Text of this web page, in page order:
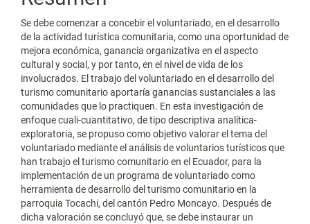
Se debe comenzar a concebir el voluntariado, en el desarrollo
de la actividad turística comunitaria, como una oportunidad de
mejora económica, ganancia organizativa en el aspecto
cultural y social, y por tanto, en el nivel de vida de los
involucrados. El trabajo del voluntariado en el desarrollo del
turismo comunitario aportaría ganancias sustanciales a las
comunidades que lo practiquen. En esta investigación de
enfoque cuali-cuantitativo, de tipo descriptiva analítica-
exploratoria, se propuso como objetivo valorar el tema del
voluntariado mediante el análisis de voluntarios turísticos que
han trabajo el turismo comunitario en el Ecuador, para la
implementación de un programa de voluntariado como
herramienta de desarrollo del turismo comunitario en la
parroquia Tocachi, del cantón Pedro Moncayo. Después de
dicha valoración se concluyó que, se debe instaurar un